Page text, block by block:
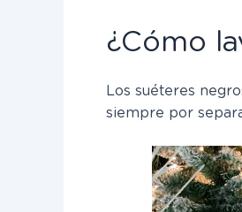
¿Cómo
Los suéteres
siempre por